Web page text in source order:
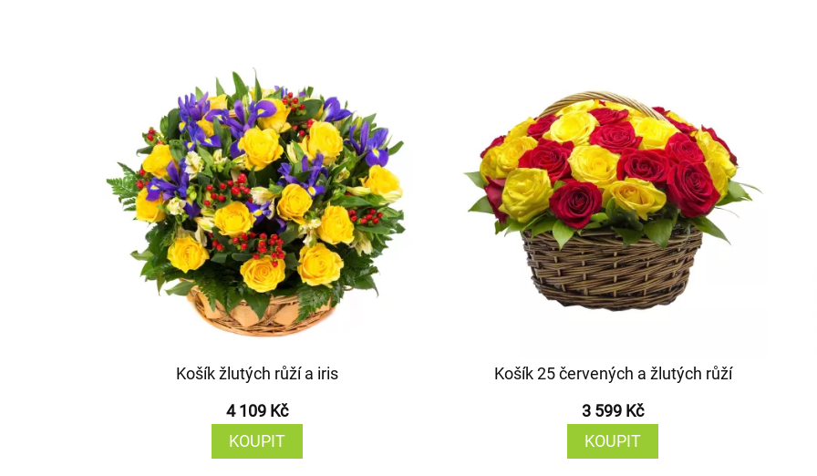
Košík žlutých růží a iris
4 109 Kč
KOUPIT
Košík 25 červených a žlutých růží
3 599 Kč
KOUPIT